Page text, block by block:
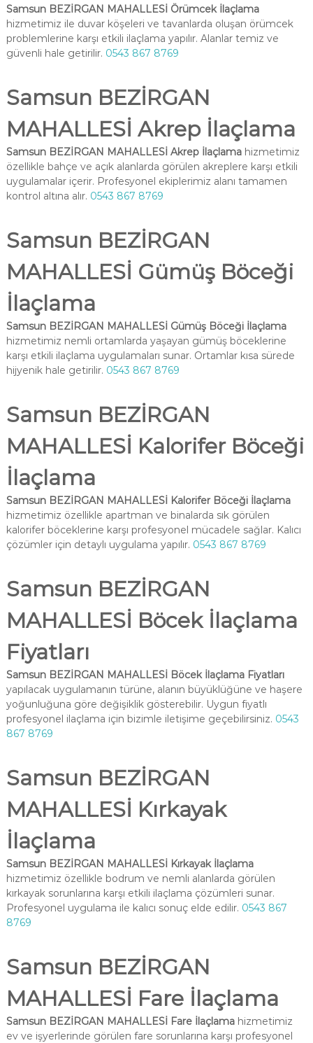
Samsun BEZİRGAN MAHALLESİ Örümcek İlaçlama
hizmetimiz ile duvar köşeleri ve tavanlarda oluşan örümcek
problemlerine karşı etkili ilaçlama yapılır. Alanlar temiz ve
güvenli hale getirilir. 0543 867 8769
Samsun BEZİRGAN
MAHALLESİ Akrep İlaçlama
Samsun BEZİRGAN MAHALLESİ Akrep İlaçlamahizmetimiz
özellikle bahçe ve açık alanlarda görülen akreplere karşı etkili
uygulamalar içerir. Profesyonel ekiplerimiz alanı tamamen
kontrol altına alır. 0543 867 8769
Samsun BEZİRGAN
MAHALLESİ Gümüş Böceği
İlaçlama
Samsun BEZİRGAN MAHALLESİ Gümüş Böceği İlaçlama
hizmetimiz nemli ortamlarda yaşayan gümüş böceklerine
karşı etkili ilaçlama uygulamaları sunar. Ortamlar kısa sürede
hijyenik hale getirilir. 0543 867 8769
Samsun BEZİRGAN
MAHALLESİ Kalorifer Böceği
İlaçlama
Samsun BEZİRGAN MAHALLESİ Kalorifer Böceği İlaçlama
hizmetimiz özellikle apartman ve binalarda sık görülen
kalorifer böceklerine karşı profesyonel mücadele sağlar. Kalıcı
çözümler için detaylı uygulama yapılır. 0543 867 8769
Samsun BEZİRGAN
MAHALLESİ Böcek İlaçlama
Fiyatları
Samsun BEZİRGAN MAHALLESİ Böcek İlaçlama Fiyatları
yapılacak uygulamanın türüne, alanın büyüklüğüne ve haşere
yoğunluğuna göre değişiklik gösterebilir. Uygun fiyatlı
profesyonel ilaçlama için bizimle iletişime geçebilirsiniz. 0543
867 8769
Samsun BEZİRGAN
MAHALLESİ Kırkayak
İlaçlama
Samsun BEZİRGAN MAHALLESİ Kırkayak İlaçlama
hizmetimiz özellikle bodrum ve nemli alanlarda görülen
kırkayak sorunlarına karşı etkili ilaçlama çözümleri sunar.
Profesyonel uygulama ile kalıcı sonuç elde edilir. 0543 867
8769
Samsun BEZİRGAN
MAHALLESİ Fare İlaçlama
Samsun BEZİRGAN MAHALLESİ Fare İlaçlamahizmetimiz
ev ve işyerlerinde görülen fare sorunlarına karşı profesyonel